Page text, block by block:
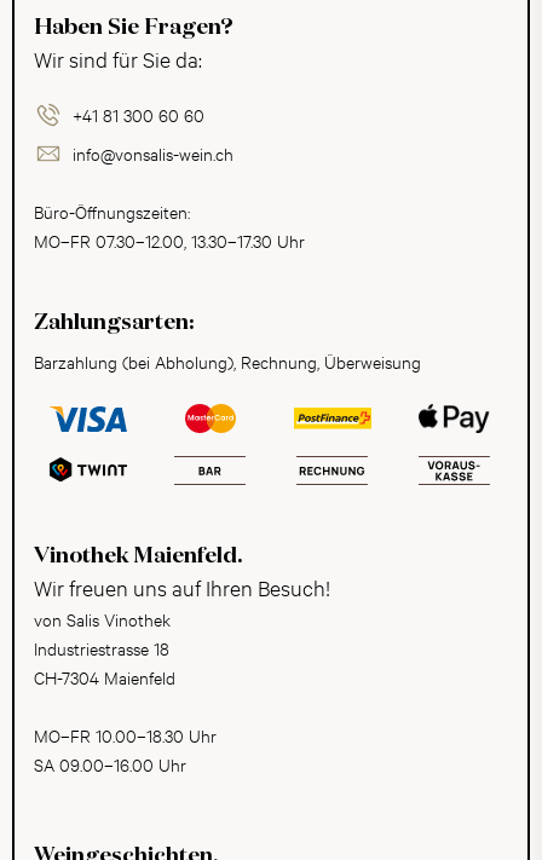
Haben Sie Fragen?
Wir sind für Sie da:
+41 81 300 60 60
info@vonsalis-wein.ch
Büro-Öffnungszeiten:
MO–FR 07.30–12.00, 13.30–17.30 Uhr
Zahlungsarten:
Barzahlung (bei Abholung), Rechnung, Überweisung
Vinothek Maienfeld.
Wir freuen uns auf Ihren Besuch!
von Salis Vinothek
Industriestrasse 18
CH-7304 Maienfeld
MO–FR 10.00–18.30 Uhr
SA 09.00–16.00 Uhr